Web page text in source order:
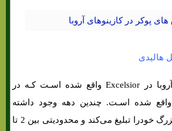
بهترین اتاق پوکر در آروبا در Excelsior واقع شده اسـت کـه در
Holiday Inn Resort واقع شده اسـت. چندین دهه وجود داشته
اسـت. این اتاق پوکر بزرگ خودرا تبلیغ می‌کند و محدودیتی بین 2 تا